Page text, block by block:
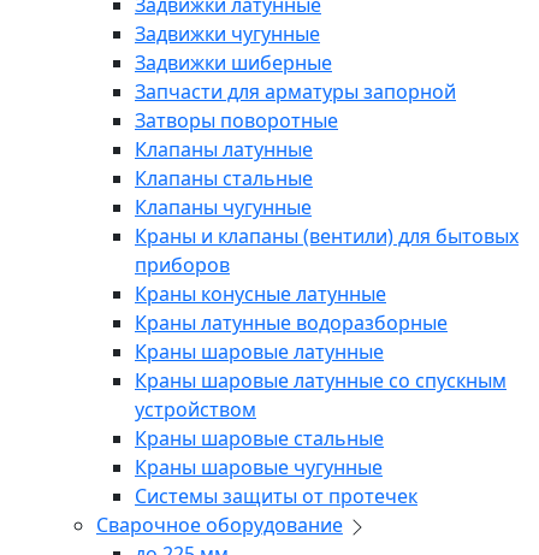
Задвижки чугунные
Задвижки шиберные
Запчасти для арматуры запорной
Затворы поворотные
Клапаны латунные
Клапаны стальные
Клапаны чугунные
Краны и клапаны (вентили) для бытовых
приборов
Краны конусные латунные
Краны латунные водоразборные
Краны шаровые латунные
Краны шаровые латунные со спускным
устройством
Краны шаровые стальные
Краны шаровые чугунные
Системы защиты от протечек
Сварочное оборудование